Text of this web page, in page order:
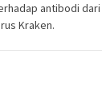
antibodi dari
Kraken.